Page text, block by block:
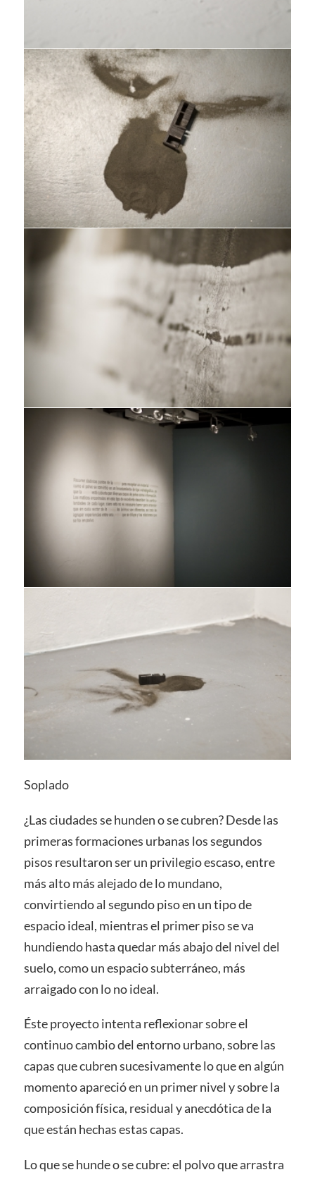
Soplado
¿Las ciudades se hunden o se cubren? Desde las
primeras formaciones urbanas los segundos
pisos resultaron ser un privilegio escaso, entre
más alto más alejado de lo mundano,
convirtiendo al segundo piso en un tipo de
espacio ideal, mientras el primer piso se va
hundiendo hasta quedar más abajo del nivel del
suelo, como un espacio subterráneo, más
arraigado con lo no ideal.
Éste proyecto intenta reflexionar sobre el
continuo cambio del entorno urbano, sobre las
capas que cubren sucesivamente lo que en algún
momento apareció en un primer nivel y sobre la
composición física, residual y anecdótica de la
que están hechas estas capas.
Lo que se hunde o se cubre: el polvo que arrastra